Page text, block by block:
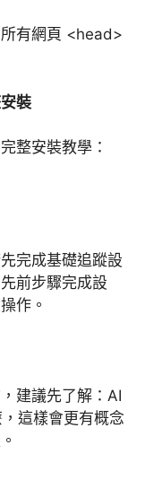
有網頁 <head>
裝
整安裝教學：
完成基礎追蹤設
前步驟完成設
作。
建議先了解：AI
這樣會更有概念